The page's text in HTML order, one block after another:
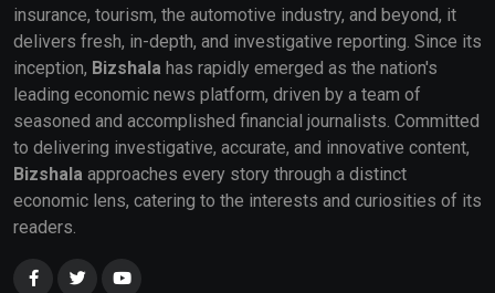
insurance, tourism, the automotive industry, and beyond, it
delivers fresh, in-depth, and investigative reporting. Since its
inception, Bizshala has rapidly emerged as the nation's
leading economic news platform, driven by a team of
seasoned and accomplished financial journalists. Committed
to delivering investigative, accurate, and innovative content,
Bizshala approaches every story through a distinct
economic lens, catering to the interests and curiosities of its
readers.